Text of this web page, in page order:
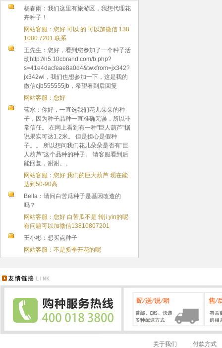
杨春雨：我们这里有旅游区，我想代理花
卉种子！
网站客服：您好 可以 的 可以加微信 138
1080 7201 联系
王先生：您好，看到您参加了一个种子活
动http://h5.10cbrand.com/b.php?
s=41e4dacfeae8a0d4&twxfrom=jx342?
jx342wl，我们也想参加一下，这是我的
微信cjb555555jb，希望看到后回复
网站客服：您好
蓝水：你好，一直选我们花儿朵朵的种
子，因为种子品种一直准确无误，所以非
常信任。 在网上看到有一种"巨人葫芦"据
说果实可达1.2米。 但是担心是假种
子。。 所以想问我们花儿朵朵是否有"巨
人葫芦"这个品种的种子。 请客服看到后
能回复，谢谢。。
网站客服：您好 我们的巨大葫芦 现在能
达到50-90高
Bella：请问白苦瓜种子是基因改造的
吗？
网站客服：您好 白苦瓜不是 转ji yin的呢
有问题可以加微信13810807201
王小彬：想买点种子
网站客服：不是多季开花的呢
关于我们 付款方式